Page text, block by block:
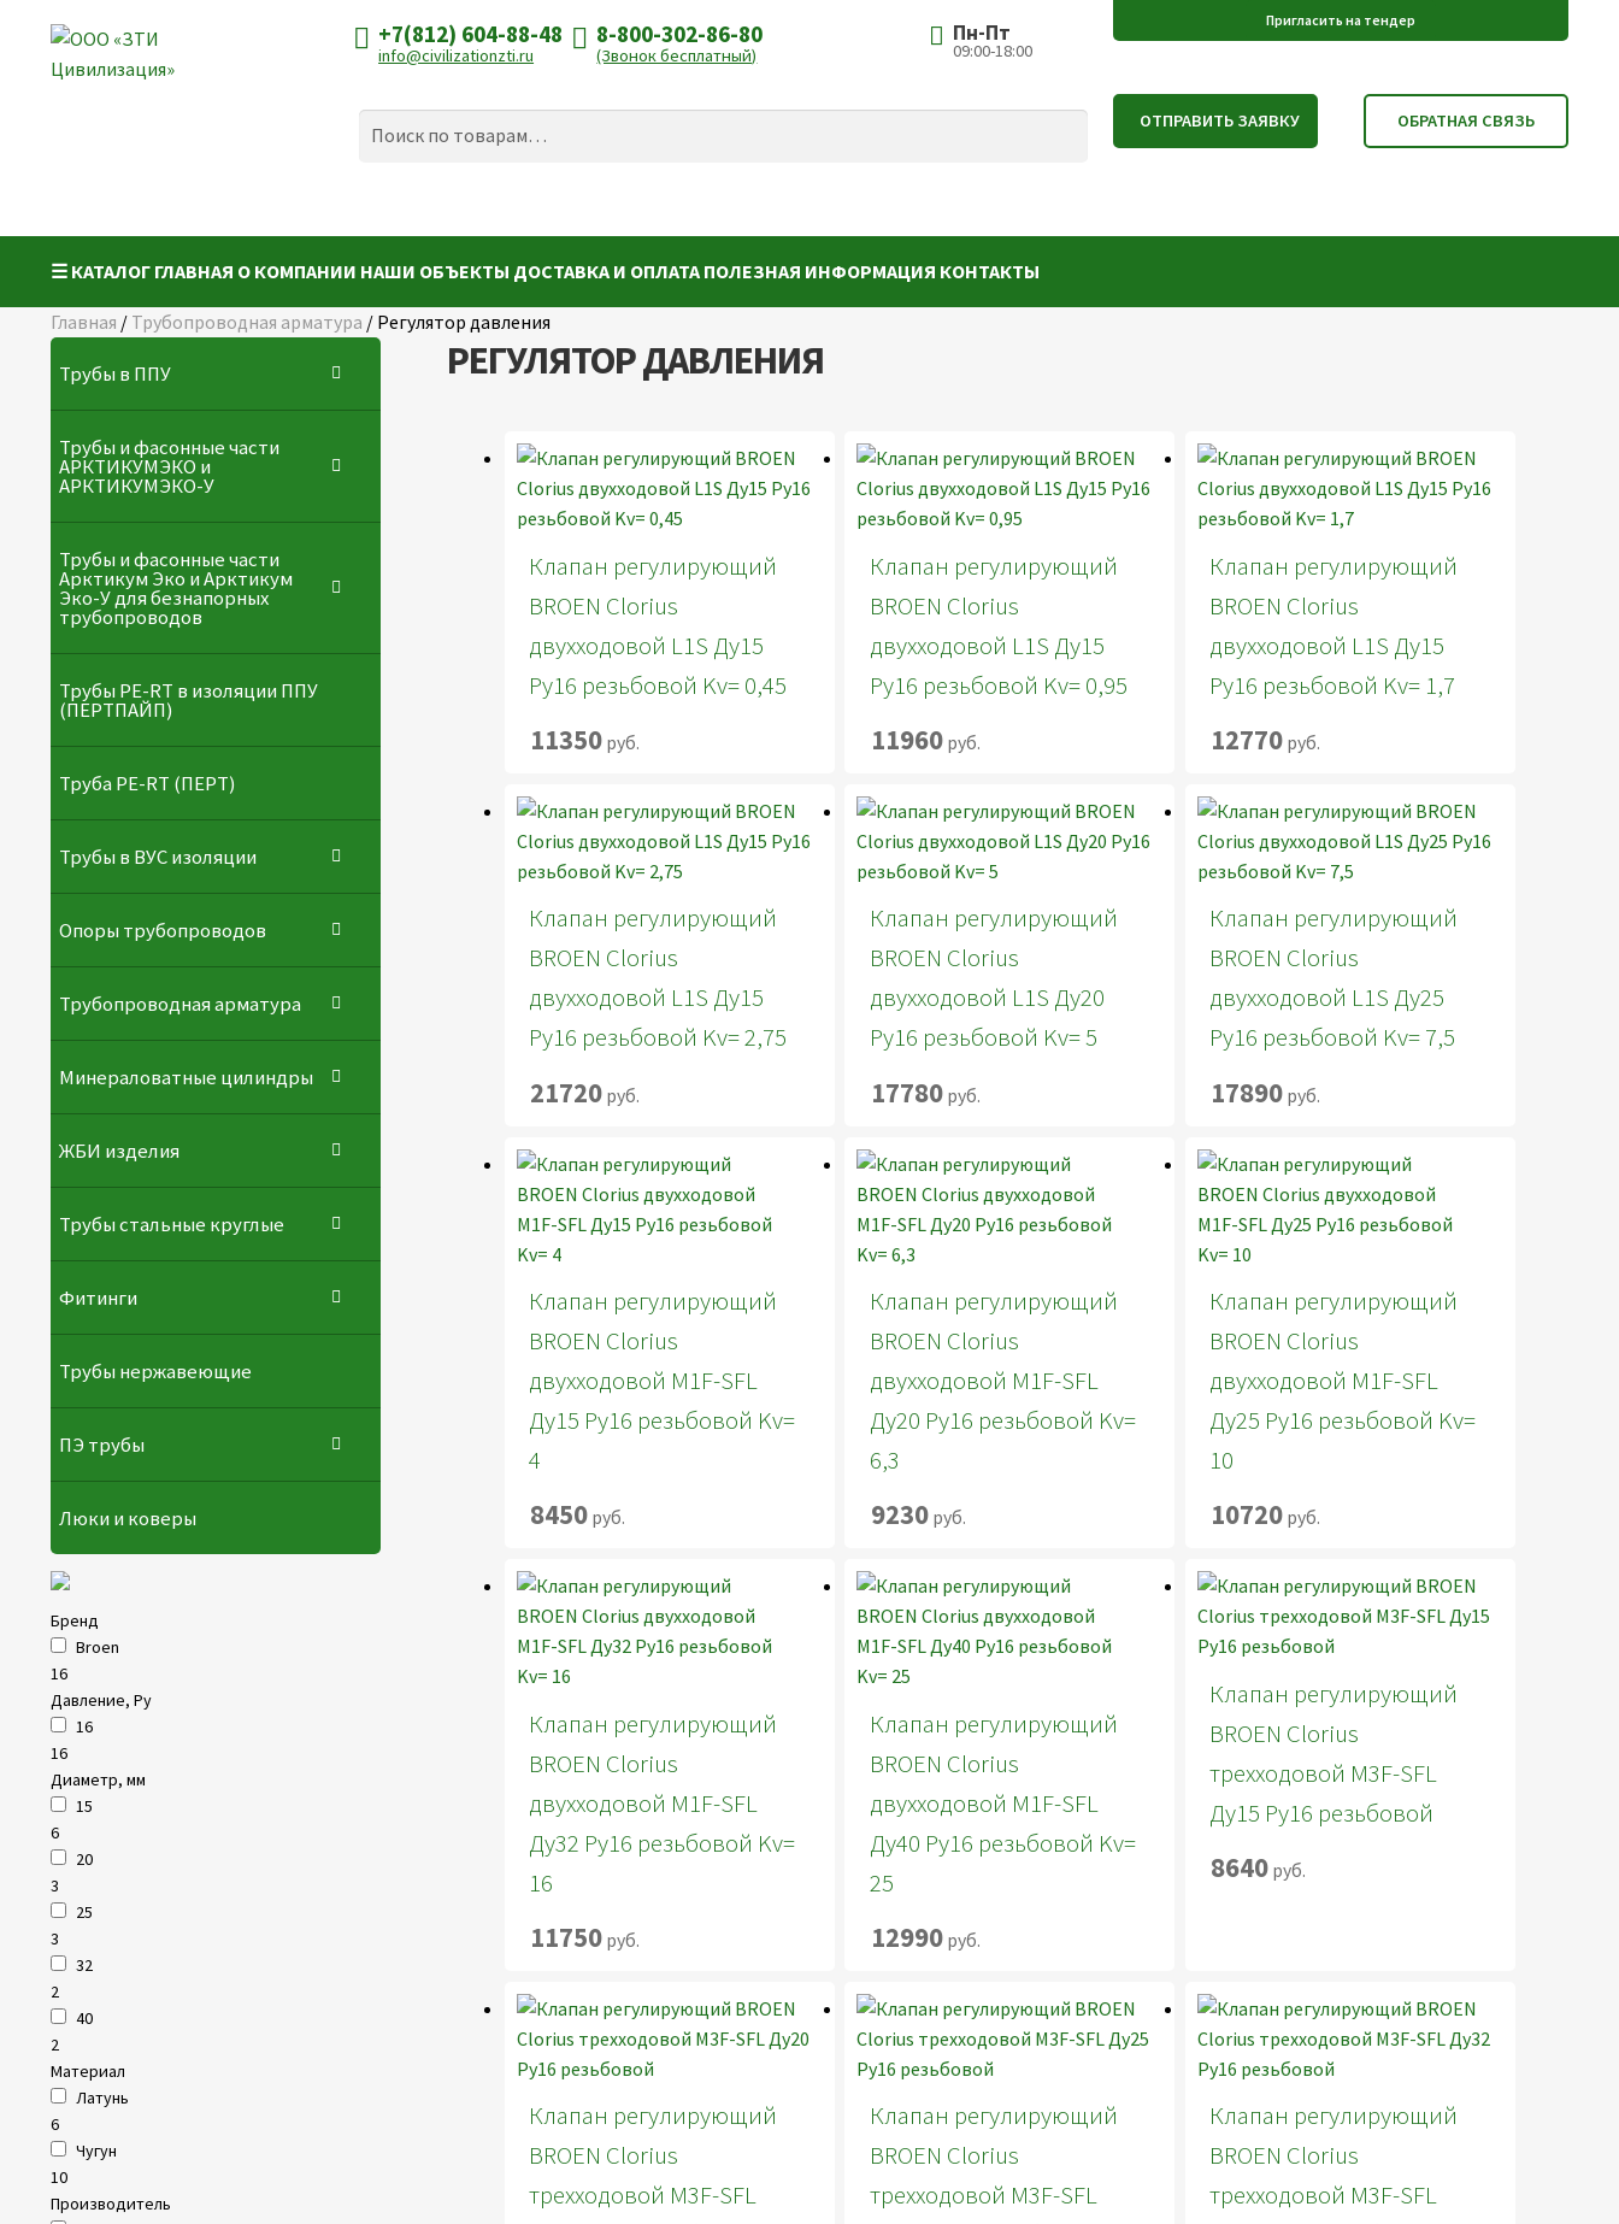
Перейти
к
Перейти
к
+7(812) 604-88-48
info@civilizationzti.ru
8-800-302-86-80
(Звонок бесплатный)
Пн-Пт
09:00-18:00
☰ КАТАЛОГ ГЛАВНАЯ О КОМПАНИИ НАШИ ОБЪЕКТЫ ДОСТАВКА И ОПЛАТА ПОЛЕЗНАЯ ИНФОРМАЦИЯ КОНТАКТЫ
Главная / Трубопроводная арматура / Регулятор давления
РЕГУЛЯТОР ДАВЛЕНИЯ
Клапан регулирующий
BROEN Clorius
двухходовой L1S Ду15
Ру16 резьбовой Kv= 0,45
11350руб.
Клапан регулирующий
BROEN Clorius
двухходовой L1S Ду15
Ру16 резьбовой Kv= 0,95
11960руб.
Клапан регулирующий
BROEN Clorius
двухходовой L1S Ду15
Ру16 резьбовой Kv= 1,7
12770 руб.
Клапан регулирующий
BROEN Clorius
двухходовой L1S Ду15
Ру16 резьбовой Kv= 2,75
21720руб.
Клапан регулирующий
BROEN Clorius
двухходовой L1S Ду20
Ру16 резьбовой Kv= 5
17780руб.
Клапан регулирующий
BROEN Clorius
двухходовой L1S Ду25
Ру16 резьбовой Kv= 7,5
17890 руб.
Клапан регулирующий
BROEN Clorius
двухходовой M1F-SFL
Ду15 Ру16 резьбовой Kv=
4
8450руб.
Клапан регулирующий
BROEN Clorius
двухходовой M1F-SFL
Ду20 Ру16 резьбовой Kv=
6,3
9230руб.
Клапан регулирующий
BROEN Clorius
двухходовой M1F-SFL
Ду25 Ру16 резьбовой Kv=
10
10720 руб.
Клапан регулирующий
BROEN Clorius
двухходовой M1F-SFL
Ду32 Ру16 резьбовой Kv=
16
11750руб.
Клапан регулирующий
BROEN Clorius
двухходовой M1F-SFL
Ду40 Ру16 резьбовой Kv=
25
12990руб.
Клапан регулирующий
BROEN Clorius
трехходовой M3F-SFL
Ду15 Ру16 резьбовой
8640 руб.
Клапан регулирующий
BROEN Clorius
трехходовой M3F-SFL
Клапан регулирующий
BROEN Clorius
трехходовой M3F-SFL
Клапан регулирующий
BROEN Clorius
трехходовой M3F-SFL
Трубы в ППУ
Трубы и фасонные части
АРКТИКУМЭКО и
АРКТИКУМЭКО-У
Трубы и фасонные части
Арктикум Эко и Арктикум
Эко-У для безнапорных
трубопроводов
Трубы PE-RT в изоляции ППУ
(ПЕРТПАЙП)
⁠Трубa PE-RT (ПЕРТ)
Трубы в ВУС изоляции
Опоры трубопроводов
Трубопроводная арматура
Минераловатные цилиндры
ЖБИ изделия
Трубы стальные круглые
Фитинги
Трубы нержавеющие
ПЭ трубы
Люки и коверы
Бренд
Broen
16
Давление, Ру
16
16
Диаметр, мм
15
6
20
3
25
3
32
2
40
2
Материал
Латунь
6
Чугун
10
Производитель